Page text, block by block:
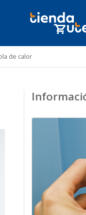
de calor